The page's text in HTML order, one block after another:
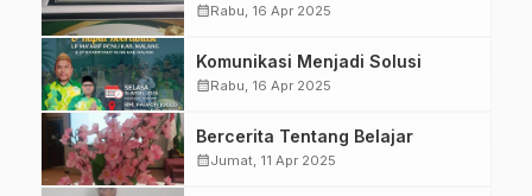
calendar_monthRabu, 16 Apr 2025
Komunikasi Menjadi Solusi
calendar_monthRabu, 16 Apr 2025
Bercerita Tentang Belajar
calendar_monthJumat, 11 Apr 2025